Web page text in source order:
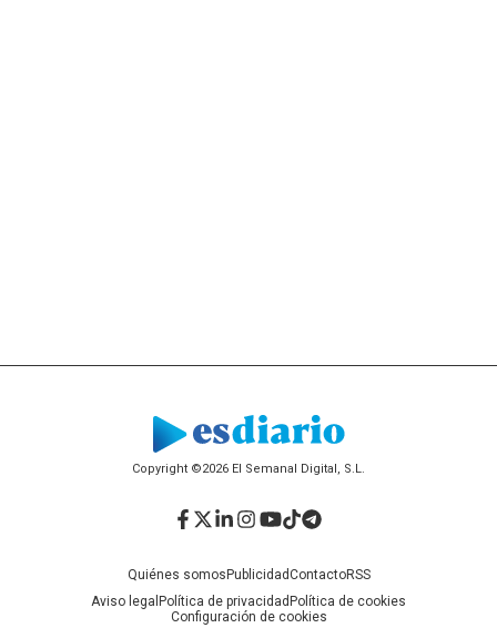
Copyright ©2026 El Semanal Digital, S.L.
Quiénes somosPublicidadContactoRSS
Aviso legal Política de privacidadPolítica de cookies
Configuración de cookies
Facebook
Twitter
LinkedIn
Instagram
YouTube
TikTok
Telegram